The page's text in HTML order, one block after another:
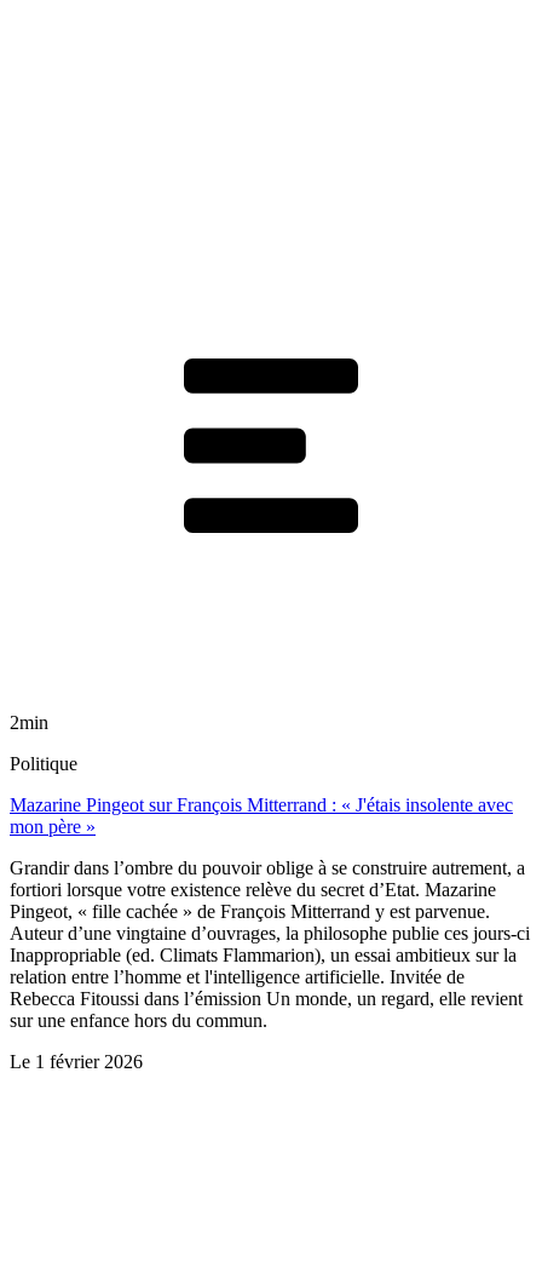
2min
Politique
Mazarine Pingeot sur François Mitterrand : « J'étais insolente avec
mon père »
Grandir dans l’ombre du pouvoir oblige à se construire autrement, a
fortiori lorsque votre existence relève du secret d’Etat. Mazarine
Pingeot, « fille cachée » de François Mitterrand y est parvenue.
Auteur d’une vingtaine d’ouvrages, la philosophe publie ces jours-ci
Inappropriable (ed. Climats Flammarion), un essai ambitieux sur la
relation entre l’homme et l'intelligence artificielle. Invitée de
Rebecca Fitoussi dans l’émission Un monde, un regard, elle revient
sur une enfance hors du commun.
Le 1 février 2026